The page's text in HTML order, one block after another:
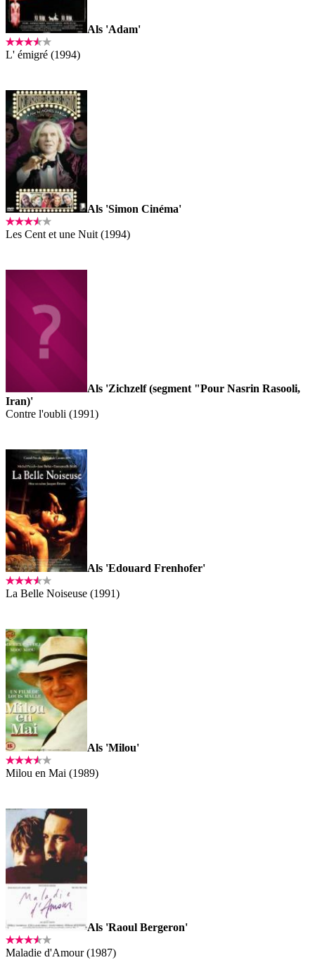
Als 'Adam'
L' émigré (1994)
Als 'Simon Cinéma'
Les Cent et une Nuit (1994)
Als 'Zichzelf (segment "Pour Nasrin Rasooli,
Iran)'
Contre l'oubli (1991)
Als 'Edouard Frenhofer'
La Belle Noiseuse (1991)
Als 'Milou'
Milou en Mai (1989)
Als 'Raoul Bergeron'
Maladie d'Amour (1987)